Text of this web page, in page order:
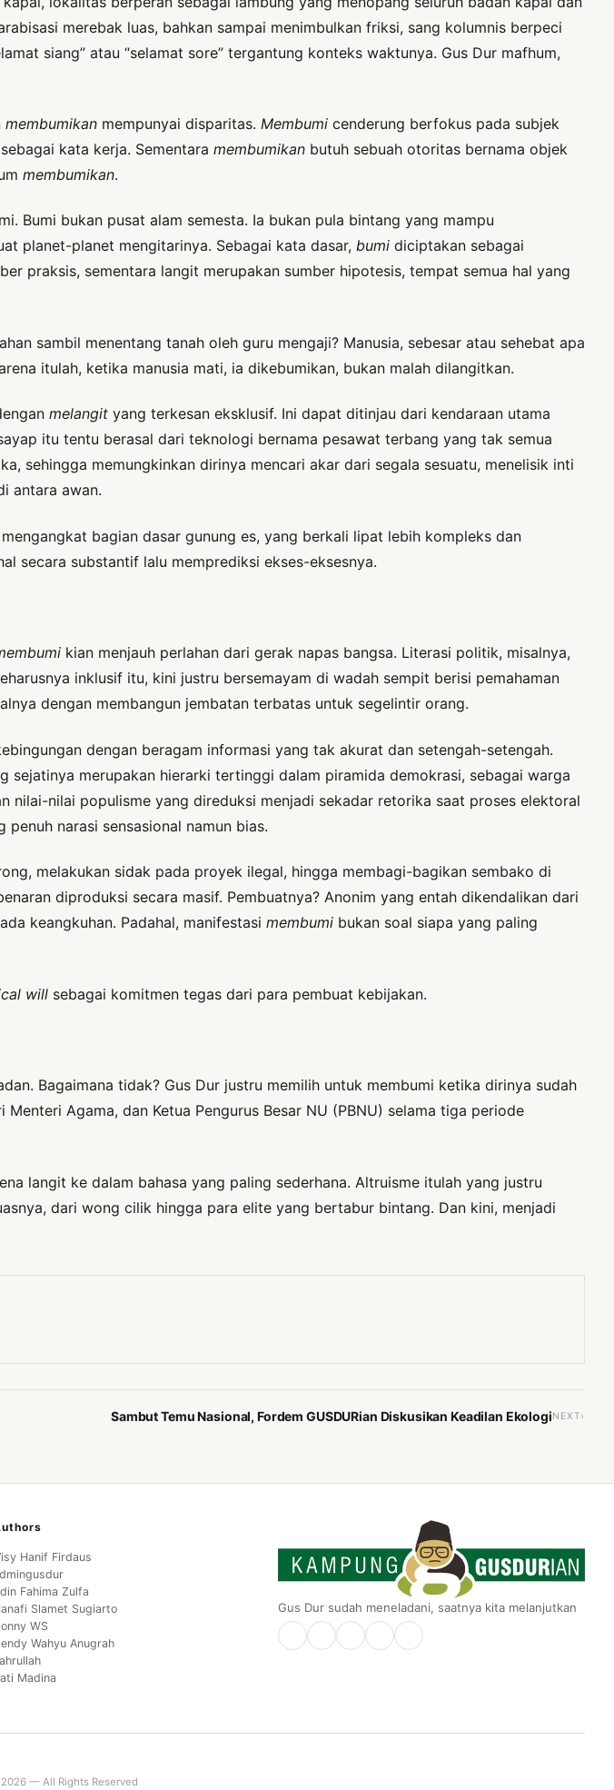
merebak luas, bahkan sampai menimbulkan friksi, sang kolumnis berpeci
siang” atau “selamat sore” tergantung konteks waktunya. Gus Dur mafhum,
membumikan mempunyai disparitas. Membumi cenderung berfokus pada subjek
kata kerja. Sementara membumikan butuh sebuah otoritas bernama objek
membumikan.
Bumi bukan pusat alam semesta. Ia bukan pula bintang yang mampu
planet-planet mengitarinya. Sebagai kata dasar, bumi diciptakan sebagai
praksis, sementara langit merupakan sumber hipotesis, tempat semua hal yang
sambil menentang tanah oleh guru mengaji? Manusia, sebesar atau sehebat apa
itulah, ketika manusia mati, ia dikebumikan, bukan malah dilangitkan.
melangit yang terkesan eksklusif. Ini dapat ditinjau dari kendaraan utama
itu tentu berasal dari teknologi bernama pesawat terbang yang tak semua
sehingga memungkinkan dirinya mencari akar dari segala sesuatu, menelisik inti
antara awan.
bagian dasar gunung es, yang berkali lipat lebih kompleks dan
secara substantif lalu memprediksi ekses-eksesnya.
kian menjauh perlahan dari gerak napas bangsa. Literasi politik, misalnya,
inklusif itu, kini justru bersemayam di wadah sempit berisi pemahaman
dengan membangun jembatan terbatas untuk segelintir orang.
dengan beragam informasi yang tak akurat dan setengah-setengah.
merupakan hierarki tertinggi dalam piramida demokrasi, sebagai warga
nilai-nilai populisme yang direduksi menjadi sekadar retorika saat proses elektoral
narasi sensasional namun bias.
melakukan sidak pada proyek ilegal, hingga membagi-bagikan sembako di
diproduksi secara masif. Pembuatnya? Anonim yang entah dikendalikan dari
keangkuhan. Padahal, manifestasi membumi bukan soal siapa yang paling
will sebagai komitmen tegas dari para pembuat kebijakan.
Bagaimana tidak? Gus Dur justru memilih untuk membumi ketika dirinya sudah
Agama, dan Ketua Pengurus Besar NU (PBNU) selama tiga periode
langit ke dalam bahasa yang paling sederhana. Altruisme itulah yang justru
dari wong cilik hingga para elite yang bertabur bintang. Dan kini, menjadi
Sambut Temu Nasional, Fordem GUSDURian Diskusikan Keadilan EkologiNEXT›
Hanif Firdaus
Fahima Zulfa
Slamet Sugiarto
WS
Wahyu Anugrah
Madina
Gus Dur sudah meneladani, saatnya kita melanjutkan
— All Rights Reserved